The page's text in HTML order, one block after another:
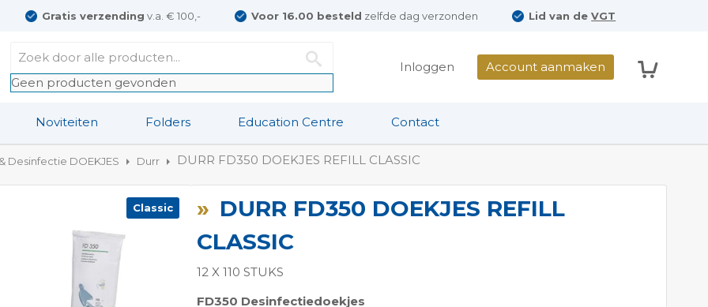
Gratis verzending v.a. € 100,- Voor 16.00 besteld zelfde dag verzonden Lid van deVGT
Geen producten gevonden
Inloggen Account aanmaken
Noviteiten Folders Education Centre Contact
Desinfectie DOEKJES Durr DURR FD350 DOEKJES REFILL CLASSIC
DURR FD350 DOEKJES REFILL
CLASSIC
12 X 110 STUKS
FD350 Desinfectiedoekjes
Classic